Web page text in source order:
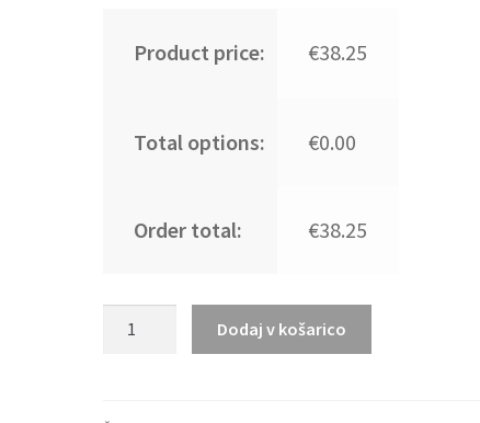
Product price: €38.25
Total options: €0.00
Order total: €38.25
Dodaj v košarico